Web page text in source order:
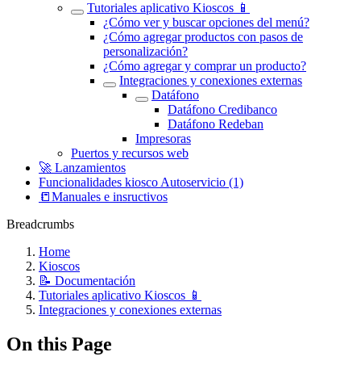
Tutoriales aplicativo Kioscos 📱
¿Cómo ver y buscar opciones del menú?
¿Cómo agregar productos con pasos de
personalización?
¿Cómo agregar y comprar un producto?
Integraciones y conexiones externas
Datáfono
Datáfono Credibanco
Datáfono Redeban
Impresoras
Puertos y recursos web
🚀 Lanzamientos
Funcionalidades kiosco Autoservicio (1)
📒Manuales e insructivos
Breadcrumbs
Home
Kioscos
📝 Documentación
Tutoriales aplicativo Kioscos 📱
Integraciones y conexiones externas
On this Page